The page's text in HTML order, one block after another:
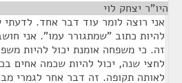
היו"ר יצחק לוי
אני רוצה לומר עוד דבר אחד. לדעתי
להיות כתוב "שמתגורר עמו". אני
זה. כי משפחה אומנת יכול להיות
לחצי שנה, יכול להיות שכמה אחים
לאותה תקופה. זה דבר אחר לגמרי